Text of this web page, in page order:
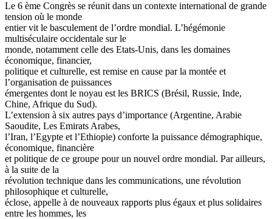
Le 6 ème Congrès se réunit dans un contexte international de grande
tension où le monde
entier vit le basculement de l’ordre mondial. L’hégémonie
multiséculaire occidentale sur le
monde, notamment celle des Etats-Unis, dans les domaines
économique, financier,
politique et culturelle, est remise en cause par la montée et
l’organisation de puissances
émergentes dont le noyau est les BRICS (Brésil, Russie, Inde,
Chine, Afrique du Sud).
L’extension à six autres pays d’importance (Argentine, Arabie
Saoudite, Les Emirats Arabes,
l’Iran, l’Egypte et l’Ethiopie) conforte la puissance démographique,
économique, financière
et politique de ce groupe pour un nouvel ordre mondial. Par ailleurs,
à la suite de la
révolution technique dans les communications, une révolution
philosophique et culturelle,
éclose, appelle à de nouveaux rapports plus égaux et plus solidaires
entre les hommes, les